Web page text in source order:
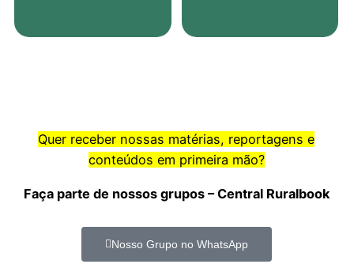
Quer receber nossas matérias, reportagens e
conteúdos em primeira mão?
Faça parte de nossos grupos – Central Ruralbook
Nosso Grupo no WhatsApp